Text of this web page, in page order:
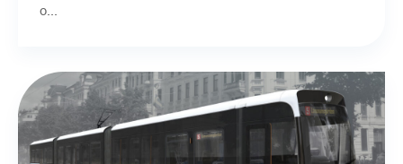
o...